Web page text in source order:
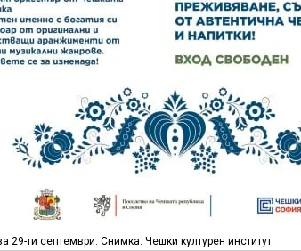
29-ти септември. Снимка: Чешки културен институт